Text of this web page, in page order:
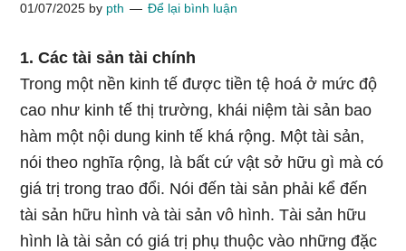
01/07/2025 by pth Để lại bình luận
1. Các tài sản tài chính
Trong một nền kinh tế được tiền tệ hoá ở mức độ
cao như kinh tế thị trường, khái niệm tài sản bao
hàm một nội dung kinh tế khá rộng. Một tài sản,
nói theo nghĩa rộng, là bất cứ vật sở hữu gì mà có
giá trị trong trao đổi. Nói đến tài sản phải kể đến
tài sản hữu hình và tài sản vô hình. Tài sản hữu
hình là tài sản có giá trị phụ thuộc vào những đặc